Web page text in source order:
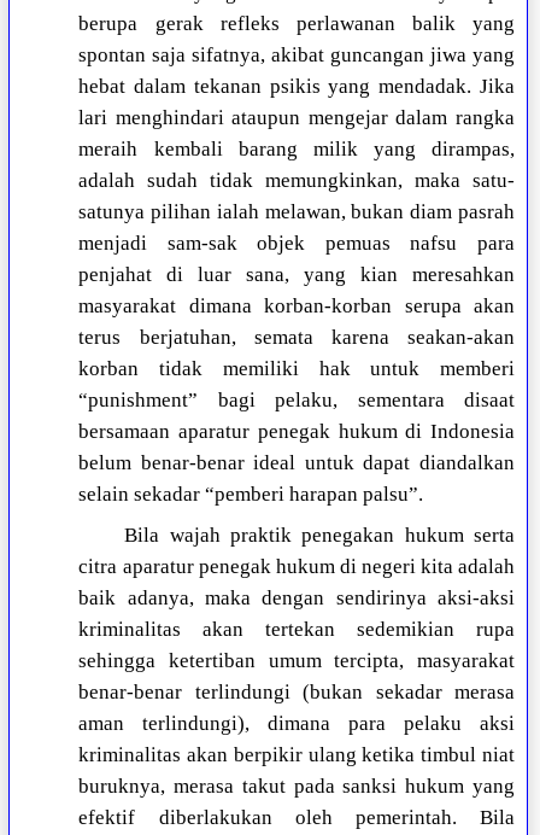
berupa gerak refleks perlawanan balik yang
spontan saja sifatnya, akibat guncangan jiwa yang
hebat dalam tekanan psikis yang mendadak. Jika
lari menghindari ataupun mengejar dalam rangka
meraih kembali barang milik yang dirampas,
adalah sudah tidak memungkinkan, maka satu-
satunya pilihan ialah melawan, bukan diam pasrah
menjadi sam-sak objek pemuas nafsu para
penjahat di luar sana, yang kian meresahkan
masyarakat dimana korban-korban serupa akan
terus berjatuhan, semata karena seakan-akan
korban tidak memiliki hak untuk memberi
“punishment” bagi pelaku, sementara disaat
bersamaan aparatur penegak hukum di Indonesia
belum benar-benar ideal untuk dapat diandalkan
selain sekadar “pemberi harapan palsu”.
Bila wajah praktik penegakan hukum serta
citra aparatur penegak hukum di negeri kita adalah
baik adanya, maka dengan sendirinya aksi-aksi
kriminalitas akan tertekan sedemikian rupa
sehingga ketertiban umum tercipta, masyarakat
benar-benar terlindungi (bukan sekadar merasa
aman terlindungi), dimana para pelaku aksi
kriminalitas akan berpikir ulang ketika timbul niat
buruknya, merasa takut pada sanksi hukum yang
efektif diberlakukan oleh pemerintah. Bila